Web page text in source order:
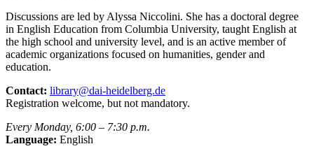
Discussions are led by Alyssa Niccolini. She has a doctoral degree
in English Education from Columbia University, taught English at
the high school and university level, and is an active member of
academic organizations focused on humanities, gender and
education.
Contact: library@dai-heidelberg.de
Registration welcome, but not mandatory.
Every Monday, 6:00 – 7:30 p.m.
Language: English